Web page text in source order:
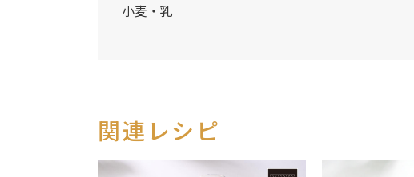
小麦・乳
関連レシピ